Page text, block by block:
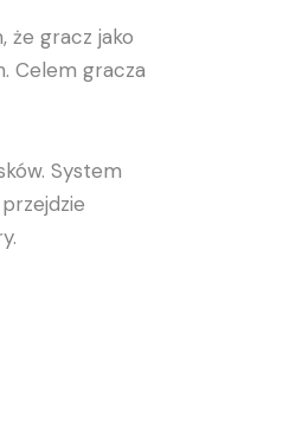
że gracz jako
Celem gracza
System